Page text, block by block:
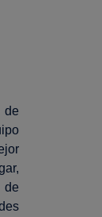
de